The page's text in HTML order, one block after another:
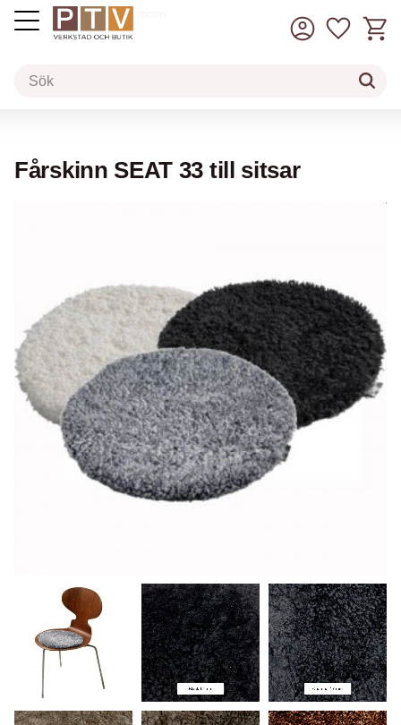
inkl. moms
Fårskinn SEAT 33 till sitsar